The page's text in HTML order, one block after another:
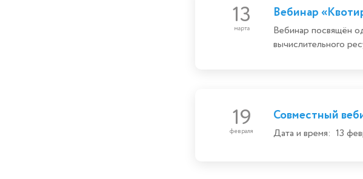
13
марта
Вебинар
Вебинар посвящён
вычислительного
19
февраля
Совместный
Дата и время: 13